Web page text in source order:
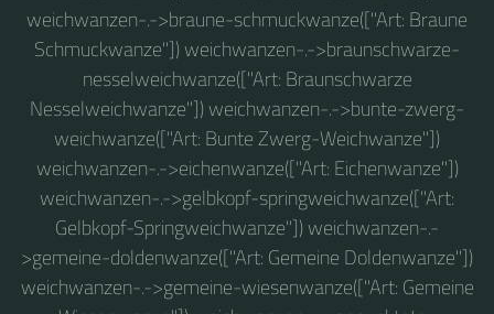
weichwanzen-.->braune-schmuckwanze(["Art: Braune
Schmuckwanze"]) weichwanzen-.->braunschwarze-
nesselweichwanze(["Art: Braunschwarze
Nesselweichwanze"]) weichwanzen-.->bunte-zwerg-
weichwanze(["Art: Bunte Zwerg-Weichwanze"])
weichwanzen-.->eichenwanze(["Art: Eichenwanze"])
weichwanzen-.->gelbkopf-springweichwanze(["Art:
Gelbkopf-Springweichwanze"]) weichwanzen-.-
>gemeine-doldenwanze(["Art: Gemeine Doldenwanze"])
weichwanzen-.->gemeine-wiesenwanze(["Art: Gemeine